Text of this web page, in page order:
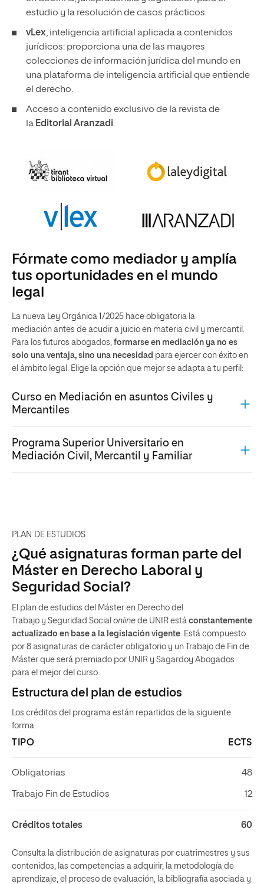
estudio y la resolución de casos prácticos.
vLex, inteligencia artificial aplicada a contenidos
jurídicos: proporciona una de las mayores
colecciones de información jurídica del mundo en
una plataforma de inteligencia artificial que entiende
el derecho.
Acceso a contenido exclusivo de la revista de
la Editorial Aranzadi.
Fórmate como mediador y amplía
tus oportunidades en el mundo
legal
La nueva Ley Orgánica 1/2025 hace obligatoria la
mediación antes de acudir a juicio en materia civil y mercantil.
Para los futuros abogados, formarse en mediación ya no es
solo una ventaja, sino una necesidad para ejercer con éxito en
el ámbito legal. Elige la opción que mejor se adapta a tu perfil:
Curso en Mediación en asuntos Civiles y
Mercantiles
Programa Superior Universitario en
Mediación Civil, Mercantil y Familiar
PLAN DE ESTUDIOS
¿Qué asignaturas forman parte del
Máster en Derecho Laboral y
Seguridad Social?
El plan de estudios del Máster en Derecho del
Trabajo y Seguridad Social online de UNIR está constantemente
actualizado en base a la legislación vigente. Está compuesto
por 8 asignaturas de carácter obligatorio y un Trabajo de Fin de
Máster que será premiado por UNIR y Sagardoy Abogados
para el mejor del curso.
Estructura del plan de estudios
Los créditos del programa están repartidos de la siguiente
forma:
TIPO ECTS
Obligatorias 48
Trabajo Fin de Estudios 12
Créditos totales 60
Consulta la distribución de asignaturas por cuatrimestres y sus
contenidos, las competencias a adquirir, la metodología de
aprendizaje, el proceso de evaluación, la bibliografía asociada y